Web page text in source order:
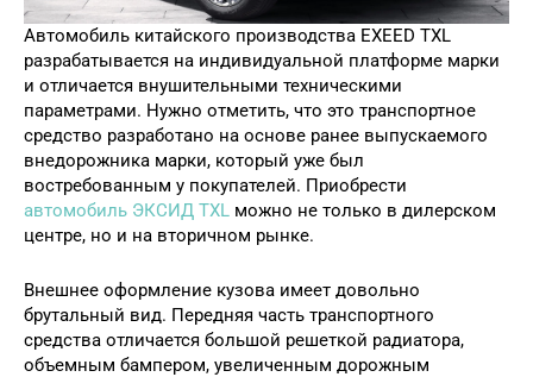
Автомобиль китайского производства EXEED TXL
разрабатывается на индивидуальной платформе марки
и отличается внушительными техническими
параметрами. Нужно отметить, что это транспортное
средство разработано на основе ранее выпускаемого
внедорожника марки, который уже был
востребованным у покупателей. Приобрести
автомобиль ЭКСИД TXL можно не только в дилерском
центре, но и на вторичном рынке.
Внешнее оформление кузова имеет довольно
брутальный вид. Передняя часть транспортного
средства отличается большой решеткой радиатора,
объемным бампером, увеличенным дорожным